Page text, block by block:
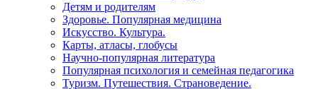
Детям и родителям
Здоровье. Популярная медицина
Искусство. Культура.
Карты, атласы, глобусы
Научно-популярная литература
Популярная психология и семейная педагогика
Туризм. Путешествия. Страноведение.